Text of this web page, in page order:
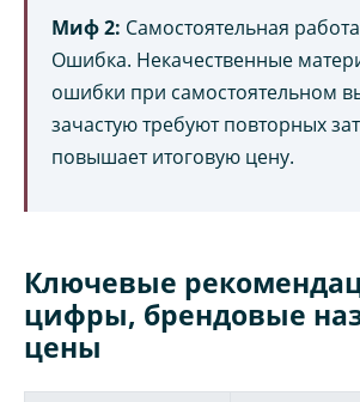
Миф 2: Самостоятельная
Ошибка. Некачественные
ошибки при самостоятельном
зачастую требуют повторных
повышает итоговую цену.
Ключевые
цифры, брендовые
цены